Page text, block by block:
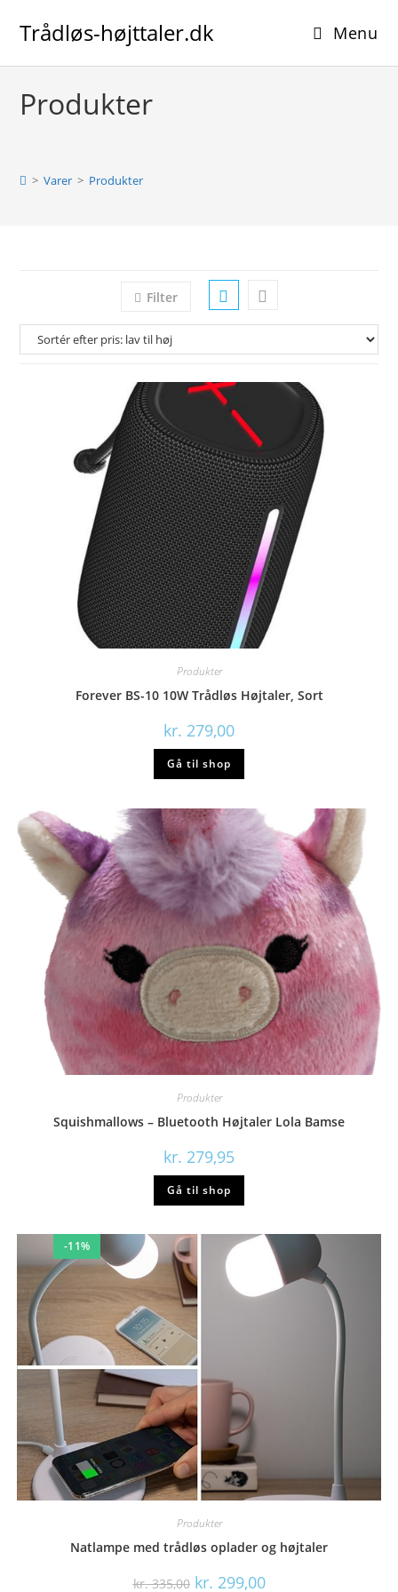
Trådløs-højttaler.dk Menu
Produkter
> Varer > Produkter
Filter
Produkter
Forever BS-10 10W Trådløs Højtaler, Sort
kr. 279,00
Gå til shop
Produkter
Squishmallows – Bluetooth Højtaler Lola Bamse
kr. 279,95
Gå til shop
-11%
Produkter
Natlampe med trådløs oplader og højtaler
kr.335,00 Den
kr. 299,00Den